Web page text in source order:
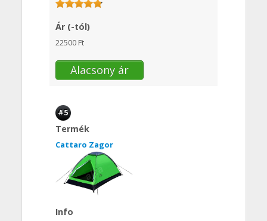
Ár (-tól)
22500 Ft
Alacsony ár
#5
Termék
Cattaro Zagor
Info